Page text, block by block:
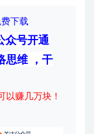
下载
众号开通
思维 ，干
以赚几万块！